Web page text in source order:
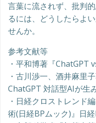
言葉に流されず、批判
るには、どうしたらよ
せんか。
参考文献等
・平和博著『ChatGPT
・古川渉一、酒井麻里
ChatGPT 対話型AIが生
・日経クロストレンド
術(日経BPムック)』日